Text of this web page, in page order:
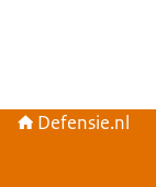
Defensie.nl